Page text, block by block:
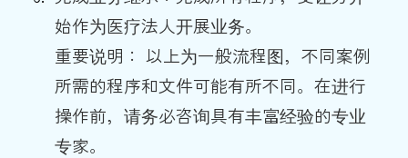
始作为医疗法人开展业务。
重要说明： 以上为一般流程图，不同案例
所需的程序和文件可能有所不同。在进行
操作前，请务必咨询具有丰富经验的专业
专家。